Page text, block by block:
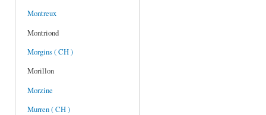
Montreux
Montriond
Morgins ( CH )
Morillon
Morzine
Murren ( CH )